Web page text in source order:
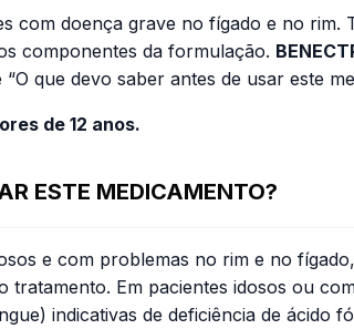
com doença grave no fígado e no rim.
componentes da formulação.
que devo saber antes de usar este
de 12 anos.
ESTE MEDICAMENTO?
e com problemas no rim e no
tratamento. Em pacientes idosos ou
indicativas de deficiência de ácido